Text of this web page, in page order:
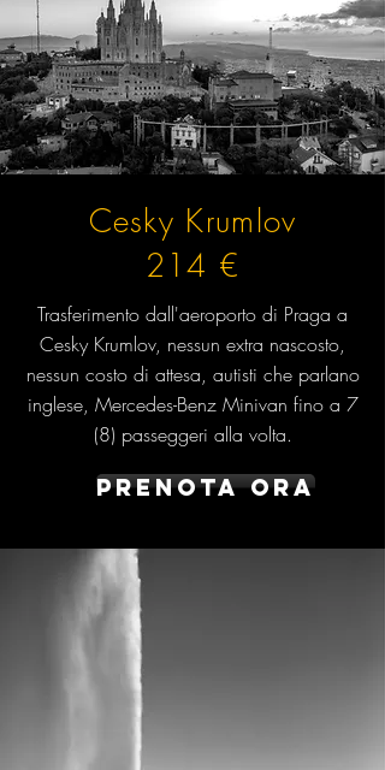
Cesky Krumlov
214 €
Trasferimento dall'aeroporto di Praga a
Cesky Krumlov, nessun extra nascosto,
nessun costo di attesa, autisti che parlano
inglese, Mercedes-Benz Minivan fino a 7
(8) passeggeri alla volta.
Prenota ora